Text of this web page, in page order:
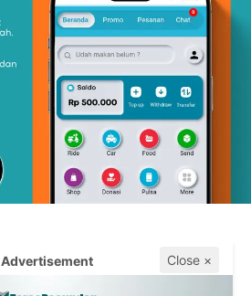
Advertisement Close ×